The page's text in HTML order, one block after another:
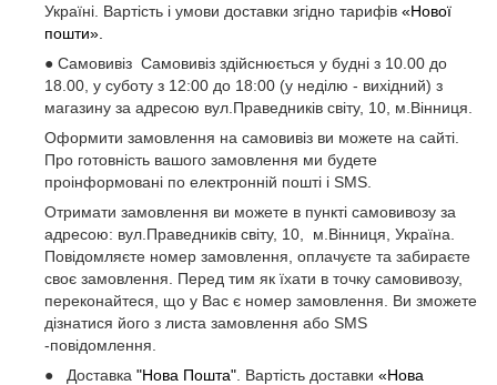
Україні. Вартість і умови доставки згідно тарифів «Нової
пошти».
● Самовивіз Самовивіз здійснюється у будні з 10.00 до
18.00, у суботу з 12:00 до 18:00 (у неділю - вихідний) з
магазину за адресою вул.Праведників світу, 10, м.Вінниця.
Оформити замовлення на самовивіз ви можете на сайті.
Про готовність вашого замовлення ми будете
проінформовані по електронній пошті і SMS.
Отримати замовлення ви можете в пункті самовивозу за
адресою: вул.Праведників світу, 10, м.Вінниця, Україна.
Повідомляєте номер замовлення, оплачуєте та забираєте
своє замовлення. Перед тим як їхати в точку самовивозу,
переконайтеся, що у Вас є номер замовлення. Ви зможете
дізнатися його з листа замовлення або SMS
-повідомлення.
● Доставка "Нова Пошта" . Вартість доставки «Нова